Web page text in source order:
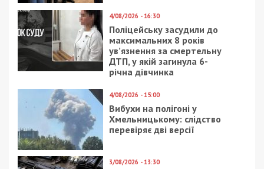
4/08/2026 - 16:30
Поліцейську засудили до
максимальних 8 років
ув’язнення за смертельну
ДТП, у якій загинула 6-
річна дівчинка
4/08/2026 - 15:00
Вибухи на полігоні у
Хмельницькому: слідство
перевіряє дві версії
3/08/2026 - 13:30